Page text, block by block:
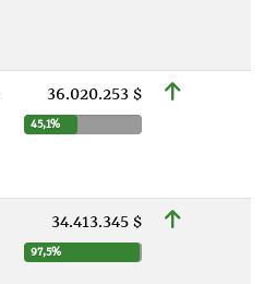
36.020.253 $
45,1%
34.413.345 $
97,5%